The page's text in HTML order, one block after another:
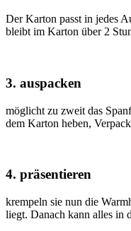
Der Karton passt in jedes
bleibt im Karton über 2
3. auspacken
möglicht zu zweit das
dem Karton heben,
4. präsentieren
krempeln sie nun die
liegt. Danach kann alles in